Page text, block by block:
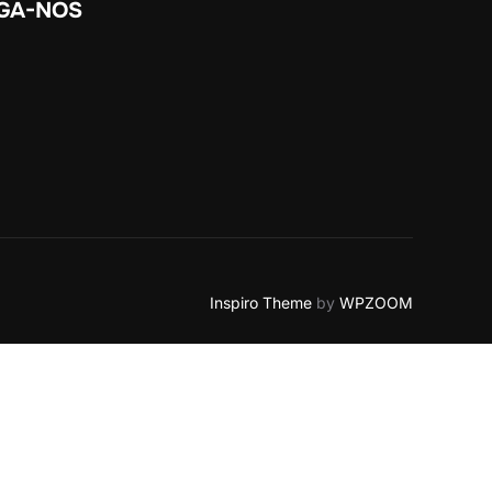
NOS
Inspiro Theme by WPZOOM